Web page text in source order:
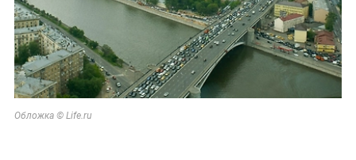
Обложка © Life.ru